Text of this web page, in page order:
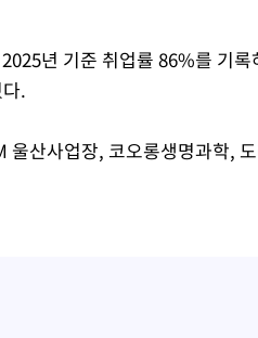
년 기준 취업률 86%를 기록
.
산사업장, 코오롱생명과학,